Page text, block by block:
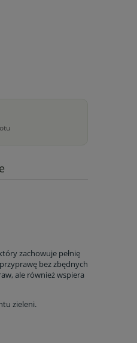
zachowuje pełnię
bez zbędnych
ale również wspiera
zieleni.